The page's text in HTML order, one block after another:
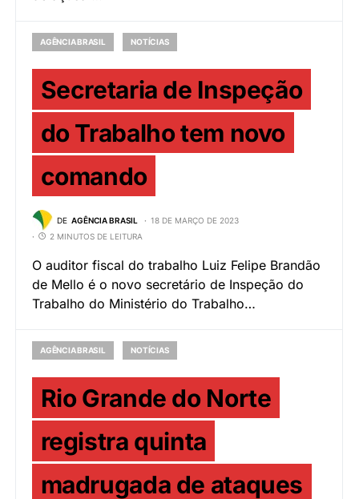
AGÊNCIA BRASIL NOTÍCIAS
Secretaria de Inspeção
do Trabalho tem novo
comando
DE AGÊNCIA BRASIL
18 DE MARÇO DE 2023
2 MINUTOS DE LEITURA
O auditor fiscal do trabalho Luiz Felipe Brandão
de Mello é o novo secretário de Inspeção do
Trabalho do Ministério do Trabalho…
AGÊNCIA BRASIL NOTÍCIAS
Rio Grande do Norte
registra quinta
madrugada de ataques